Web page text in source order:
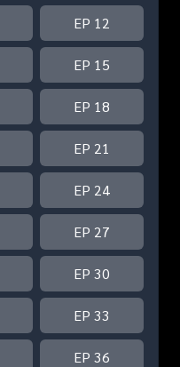
EP 12
EP 15
EP 18
EP 21
EP 24
EP 27
EP 30
EP 33
EP 36